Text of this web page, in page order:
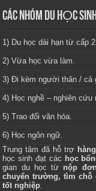
CÁC NHÓM DU HỌC
1) Du học dài hạn từ cấp
2) Vừa học vừa làm.
3) Đi kèm người thân / cả
4) Học nghề – nghiên cứu
5) Trao đổi văn hóa.
6) Học ngôn ngữ.
Trung tâm đã hỗ trợ
học sinh đạt các học
gian du học từ nộp
chuyển trường, tìm
tốt nghiệp.